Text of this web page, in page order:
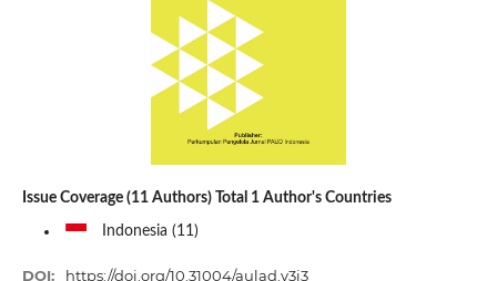
Issue Coverage (11 Authors) Total 1 Author's Countries
Indonesia (11)
DOI: https://doi.org/10.31004/aulad.v3i3